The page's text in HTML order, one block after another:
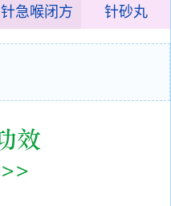
针急喉闭方 针砂丸